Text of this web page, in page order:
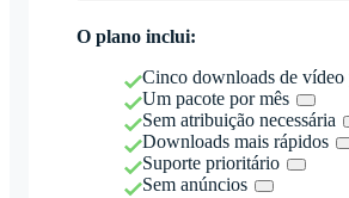
O plano inclui:
Cinco downloads de vídeo
Um pacote por mês
Sem atribuição necessária
Downloads mais rápidos
Suporte prioritário
Sem anúncios